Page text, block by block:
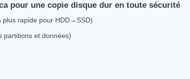
pour une copie disque dur en toute sécurité
plus rapide pour HDD→SSD)
partitions et données)